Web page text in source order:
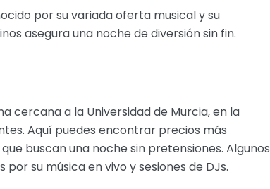
por su variada oferta musical y su
asegura una noche de diversión sin fin.
cercana a la Universidad de Murcia, en la
Aquí puedes encontrar precios más
buscan una noche sin pretensiones. Algunos
su música en vivo y sesiones de DJs.